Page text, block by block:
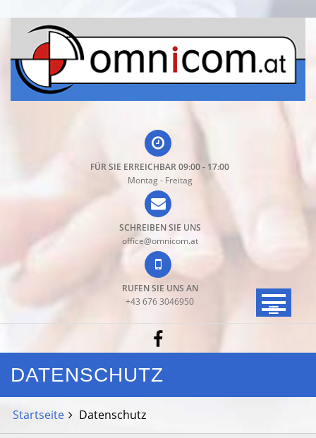
Inhalt
FÜR SIE ERREICHBAR 09:00 - 17:00
Montag - Freitag
SCHREIBEN SIE UNS
office@omnicom.at
RUFEN SIE UNS AN
+43 676 3046950
DATENSCHUTZ
Startseite Datenschutz